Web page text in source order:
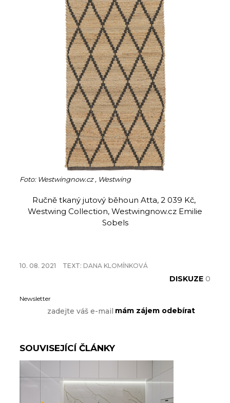
Foto: Westwingnow.cz , Westwing
Ručně tkaný jutový běhoun Atta, 2 039 Kč,
Westwing Collection, Westwingnow.cz Emilie
Sobels
10. 08. 2021 TEXT: DANA KLOMÍNKOVÁ
DISKUZE 0
Newsletter
SOUVISEJÍCÍ ČLÁNKY